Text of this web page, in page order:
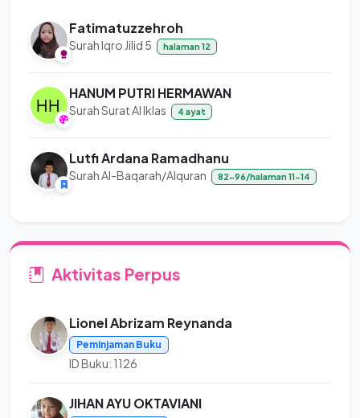
Fatimatuzzehroh
Surah Iqro Jilid 5 halaman 12
HANUM PUTRI HERMAWAN
Surah Surat Al Iklas 4 ayat
Lutfi Ardana Ramadhanu
Surah Al-Baqarah/Alquran 82-96/halaman 11-14
Aktivitas Perpus
Lionel Abrizam Reynanda
Peminjaman Buku
ID Buku: 1126
JIHAN AYU OKTAVIANI